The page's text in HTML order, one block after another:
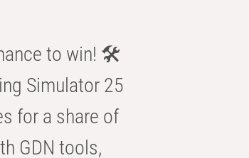
to win! 🛠️
Simulator 25
for a share of
GDN tools,